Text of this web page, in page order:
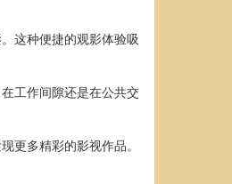
这种便捷的观影体验吸
工作间隙还是在公共交
更多精彩的影视作品。